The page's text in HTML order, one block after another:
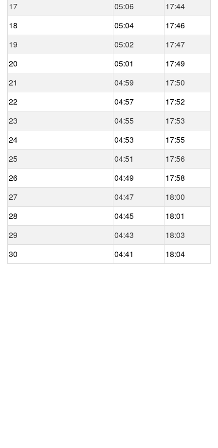
17
05:06
17:44
18
05:04
17:46
19
05:02
17:47
20
05:01
17:49
21
04:59
17:50
22
04:57
17:52
23
04:55
17:53
24
04:53
17:55
25
04:51
17:56
26
04:49
17:58
27
04:47
18:00
28
04:45
18:01
29
04:43
18:03
30
04:41 18:04